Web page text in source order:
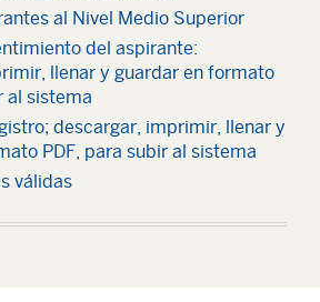
al Nivel Medio Superior
del aspirante:
llenar y guardar en formato
al sistema
descargar, imprimir, llenar y
PDF, para subir al sistema
válidas